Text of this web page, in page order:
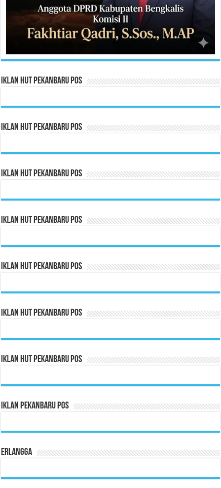
Iklan HUT Pekanbaru Pos
Iklan HUT Pekanbaru Pos
Iklan HUT Pekanbaru Pos
Iklan HUT Pekanbaru Pos
Iklan HUT Pekanbaru Pos
Iklan HUT Pekanbaru Pos
Iklan HUT Pekanbaru Pos
Iklan Pekanbaru Pos
Erlangga